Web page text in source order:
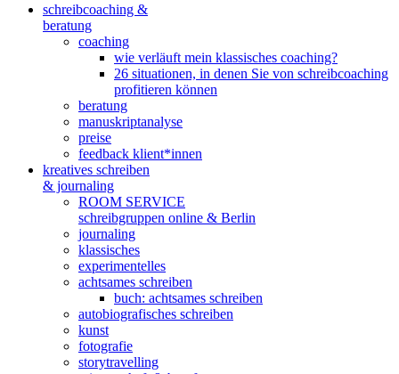
schreibcoaching &
beratung
coaching
wie verläuft mein klassisches coaching?
26 situationen, in denen Sie von schreibcoaching
profitieren können
beratung
manuskriptanalyse
preise
feedback klient*innen
kreatives schreiben
& journaling
ROOM SERVICE
schreibgruppen online & Berlin
journaling
klassisches
experimentelles
achtsames schreiben
buch: achtsames schreiben
autobiografisches schreiben
kunst
fotografie
storytravelling